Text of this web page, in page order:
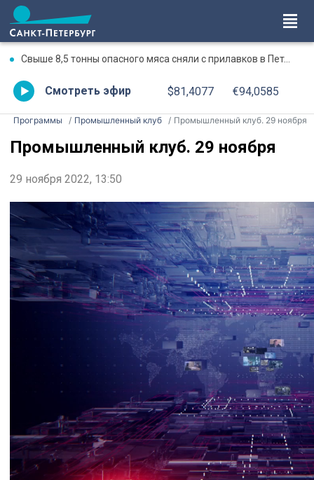
Свыше 8,5 тонны опасного мяса сняли с прилавков в Петербурге и Ленобласти с начала года
Смотреть эфир $81,4077 €94,0585
Программы Промышленный клуб Промышленный клуб. 29 ноября
Промышленный клуб. 29 ноября
29 ноября 2022, 13:50